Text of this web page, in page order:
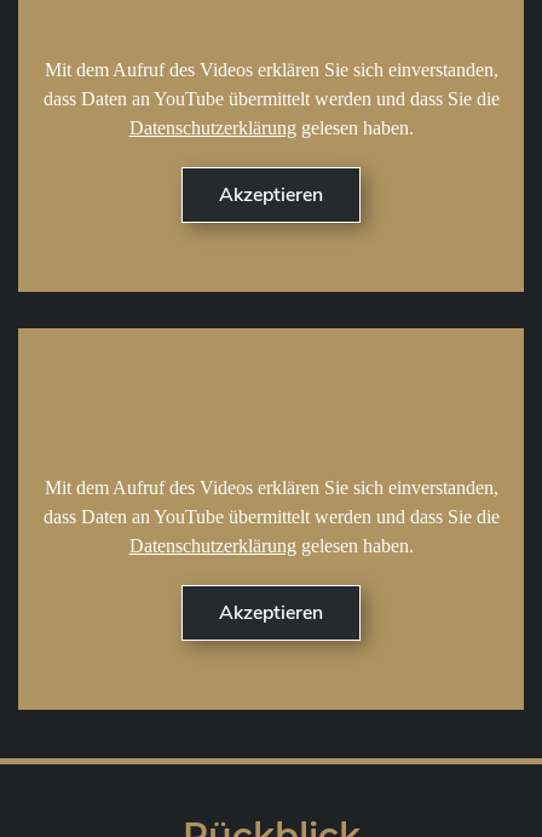
Mit dem Aufruf des Videos erklären Sie sich einverstanden,
dass Daten an YouTube übermittelt werden und dass Sie die
Datenschutzerklärung gelesen haben.
Mit dem Aufruf des Videos erklären Sie sich einverstanden,
dass Daten an YouTube übermittelt werden und dass Sie die
Datenschutzerklärung gelesen haben.